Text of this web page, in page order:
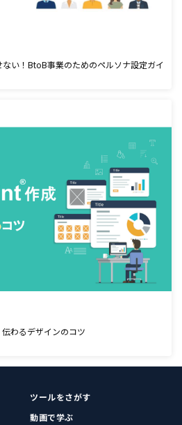
い！BtoB事業のためのペルソナ設定ガイ
伝わるデザインのコツ
ツールをさがす
動画で学ぶ